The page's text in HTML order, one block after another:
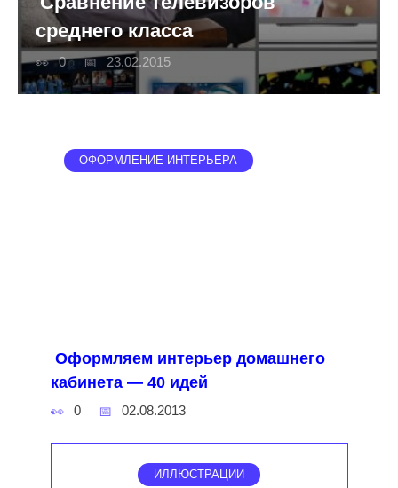
среднего класса
0 23.02.2015
ОФОРМЛЕНИЕ ИНТЕРЬЕРА
Оформляем интерьер домашнего
кабинета — 40 идей
0 02.08.2013
ИЛЛЮСТРАЦИИ